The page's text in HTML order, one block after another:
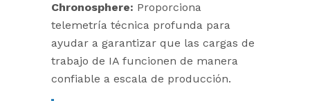
Chronosphere: Proporciona
telemetría técnica profunda para
ayudar a garantizar que las cargas de
trabajo de IA funcionen de manera
confiable a escala de producción.